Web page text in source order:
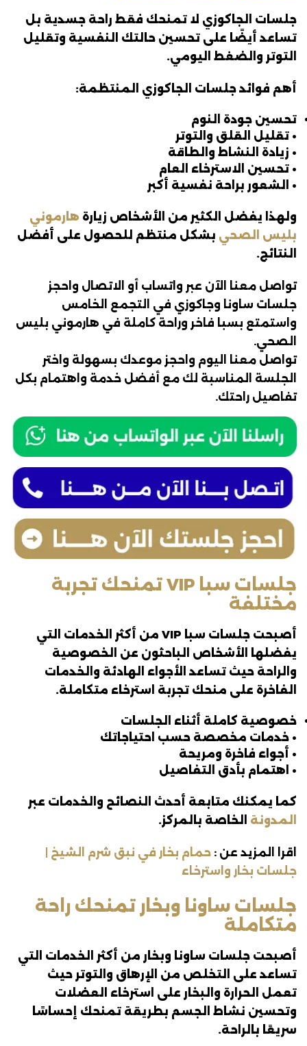
جلسات الجاكوزي لا تمنحك فقط راحة جسدية بل
تساعد أيضًا على تحسين حالتك النفسية وتقليل
التوتر والضغط اليومي.
أهم فوائد جلسات الجاكوزي المنتظمة:
تحسين جودة النوم
• تقليل القلق والتوتر
• زيادة النشاط والطاقة
• تحسين الاسترخاء العام
• الشعور براحة نفسية أكبر
ولهذا يفضل الكثير من الأشخاص زيارة هارموني
بليس الصحي بشكل منتظم للحصول على أفضل
النتائج.
تواصل معنا الآن عبر واتساب أو الاتصال واحجز
جلسات ساونا وجاكوزي في التجمع الخامس
واستمتع بسبا فاخر وراحة كاملة في هارموني بليس
الصحي.
تواصل معنا اليوم واحجز موعدك بسهولة واختر
الجلسة المناسبة لك مع أفضل خدمة واهتمام بكل
تفاصيل راحتك.
جلسات سبا VIP تمنحك تجربة
مختلفة
أصبحت جلسات سبا VIP من أكثر الخدمات التي
يفضلها الأشخاص الباحثون عن الخصوصية
والراحة حيث تساعد الأجواء الهادئة والخدمات
الفاخرة على منحك تجربة استرخاء متكاملة.
خصوصية كاملة أثناء الجلسات
• خدمات مخصصة حسب احتياجاتك
• أجواء فاخرة ومريحة
• اهتمام بأدق التفاصيل
كما يمكنك متابعة أحدث النصائح والخدمات عبر
المدونة الخاصة بالمركز.
اقرا المزيد عن : حمام بخار في نبق شرم الشيخ |
جلسات بخار واسترخاء
جلسات ساونا وبخار تمنحك راحة
متكاملة
أصبحت جلسات ساونا وبخار من أكثر الخدمات التي
تساعد على التخلص من الإرهاق والتوتر حيث
تعمل الحرارة والبخار على استرخاء العضلات
وتحسين نشاط الجسم بطريقة تمنحك إحساسًا
سريعًا بالراحة.